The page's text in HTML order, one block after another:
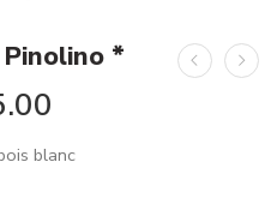
*
blanc